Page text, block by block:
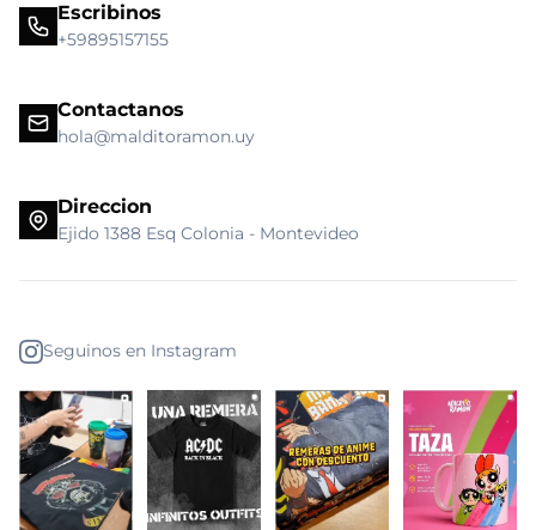
Escribinos
+59895157155
Contactanos
hola@malditoramon.uy
Direccion
Ejido 1388 Esq Colonia - Montevideo
Seguinos en Instagram